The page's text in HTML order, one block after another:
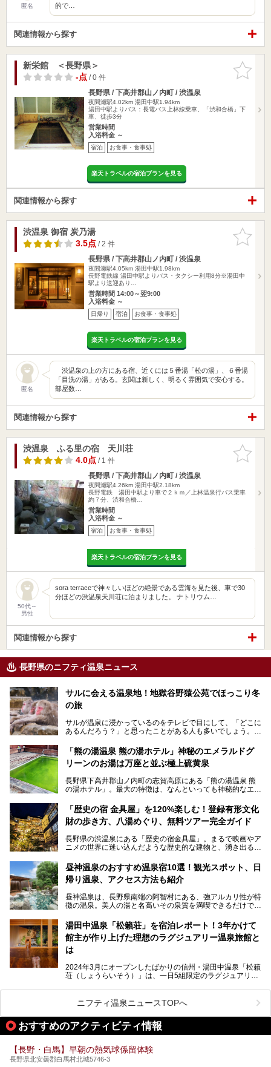
匿名
的で…
関連情報から探す
お気に入
りに追加
新栄館 ＜長野県＞
-点/ 0 件
長野県 / 下高井郡山ノ内町 / 渋温泉
夜間瀬駅4.02km 湯田中駅1.94km
湯田中駅よりバス：長電バス上林線乗車、「渋和合橋」下
車、徒歩3分
営業時間
入浴料金 ～
宿泊 お食事・食事処
楽天トラベルの宿泊プランを見る
関連情報から探す
お気に入
りに追加
渋温泉 御宿 炭乃湯
3.5点/ 2 件
長野県 / 下高井郡山ノ内町 / 渋温泉
夜間瀬駅4.05km 湯田中駅1.98km
長野電鉄線 湯田中駅よりバス・タクシー利用8分※湯田中
駅より送迎あり…
営業時間 14:00～翌9:00
入浴料金 ～
日帰り 宿泊 お食事・食事処
楽天トラベルの宿泊プランを見る
匿名
渋温泉の上の方にある宿、近くには５番湯「松の湯」、６番湯
「目洗の湯」がある。玄関は新しく、明るく雰囲気で安心する。
部屋数…
関連情報から探す
お気に入
りに追加
渋温泉 ふる里の宿 天川荘
4.0点/ 1 件
長野県 / 下高井郡山ノ内町 / 渋温泉
夜間瀬駅4.26km 湯田中駅2.18km
長野電鉄 湯田中駅より車で２ｋｍ／上林温泉行バス乗車
約７分、渋和合橋…
営業時間
入浴料金 ～
宿泊 お食事・食事処
楽天トラベルの宿泊プランを見る
50代～
男性
sora terraceで神々しいほどの絶景である雲海を見た後、車で30
分ほどの渋温泉天川荘に泊まりました。 ナトリウム…
関連情報から探す
長野県のニフティ温泉ニュース
サルに会える温泉地！地獄谷野猿公苑でほっこり冬
の旅
サルが温泉に浸かっているのをテレビで目にして、「どこに
あるんだろう？」と思ったことがある人も多いでしょう。
この微笑ましい光景は、長野県にある「地獄谷野猿公苑」で
見られるもので、野生のサルが雪景色の中で温泉に浸かる姿
を間近で観察できます。
本記事では、地獄谷野猿公苑の魅力や見どころ、サルと温泉
との関係性、地獄谷周辺の観光スポットについて紹介しま
ので、野生のサルを観察する貴重な自然体験と温泉をあわせ
て楽しみたい人は、ぜひ参考にしてください。
「熊の湯温泉 熊の湯ホテル」神秘のエメラルドグ
リーンのお湯は万座と並ぶ極上硫黄泉
長野県下高井郡山ノ内町の志賀高原にある「熊の湯温泉 熊
の湯ホテル」。最大の特徴は、なんといっても神秘的なエメ
リピートするファンも多い温泉です。冬はスキーと一緒に楽
しみたい極上の温泉を紹介します。
「歴史の宿 金具屋」を120%楽しむ！登録有形文化
財の歩き方、八湯めぐり、無料ツアー完全ガイド
長野県の渋温泉にある「歴史の宿金具屋」。まるで映画やア
ニメの世界に迷い込んだような歴史的な建物と、湧き出る温
を隅々まで楽しみたいですよね。この記事では、金具屋での
滞在を最高の思い出にするための「楽しみ方」を徹底的にご
紹介します！
昼神温泉のおすすめ温泉宿10選！観光スポット、日
帰り温泉、アクセス方法も紹介
昼神温泉は、長野県南端の阿智村にある、強アルカリ性が特
徴の温泉。美人の湯と名高いその泉質を満喫できるだけでな
昼神温泉では、朝市などの観光スポットや、信州名物のおや
きを楽しめるグルメスポットなど、観光を楽しむにはぴった
りの場所が豊富にあります。
この記事では、昼神温泉での滞在を充実させる宿泊施設や日
帰り温泉、見どころ満載の観光・グルメスポットに加え、ア
クセス方法も順に紹介します。
湯田中温泉「松籟荘」を宿泊レポート！3年かけて
館主が作り上げた理想のラグジュアリー温泉旅館と
は
2024年3月にオープンしたばかりの信州・湯田中温泉「松籟
荘（しょうらいそう）」は、一日5組限定のラグジュアリー
ライベートに楽しめる非日常感が味わえます。また宿泊者は
道向かいの「よろづや」の大浴場「桃山風呂」や共同浴場の
「湯田中大湯」も利用ができます。
極上のお湯に浸り上質なお料理に舌鼓、特別な日に泊まりた
い湯田中温泉「松籟荘」を、実際に宿泊した目線で紹介しま
ニフティ温泉ニュースTOPへ
おすすめのアクティビティ情報
【長野・白馬】早朝の熱気球係留体験
長野県北安曇郡白馬村北城5746-3